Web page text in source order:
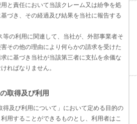
と責任において当該クレーム又は紛争を処
づき、その経過及び結果を当社に報告する
の利用に関連して、当社が、外部事業者そ
その他の理由により何らかの請求を受けた
に基づき当社が当該第三者に支払を余儀な
ればなりません。
取得及び利用
得及び利用について」において定める目的の
用することができるものとし、利用者はこ